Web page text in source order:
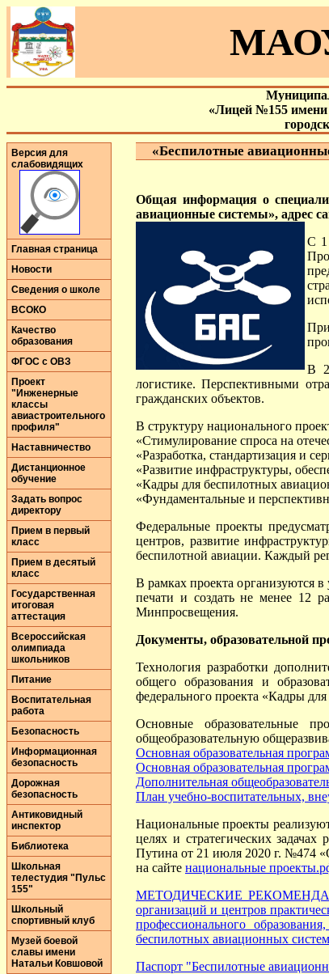
«Лицей №155
Версия для
слабовидящих
Главная страница
Новости
Сведения о школе
ВСОКО
Качество
образования
ФГОС с ОВЗ
Проект
"Инженерные
классы
авиастроительного
профиля"
Наставничество
Дистанционное
обучение
Задать вопрос
директору
Прием в первый
класс
Прием в десятый
класс
Государственная
итоговая
аттестация
Всероссийская
олимпиада
школьников
Питание
Воспитательная
работа
Безопасность
Информационная
безопасность
Дорожная
безопасность
Антиковидный
инспектор
Библиотека
Школьная
телестудия "Пульс
155"
Школьный
спортивный клуб
Музей боевой
славы имени
Натальи Ковшовой
«Беспилотные
Общая информация о
авиационные системы», адрес
С 1
В
логистике. Перспективными
гражданских объектов.
В структуру национального
«Стимулирование спроса на
«Разработка, стандартизация и
«Развитие инфраструктуры,
«Кадры для беспилотных
«Фундаментальные и
Федеральные проекты
центров, развитие
беспилотной авиации. Каждый
В рамках проекта организуются
печати и создать не менее 12
Минпросвещения.
Документы, образовательной
Технология разработки
общего образования и
федерального проекта «Кадры
Основные образовательные
общеобразовательную
Основная образовательная
Основная образовательная
Дополнительная
План учебно-воспитательных,
Национальные проекты
целях и стратегических
Путина от 21 июля 2020 г. №474
на сайте национальные
МЕТОДИЧЕСКИЕ РЕКОМЕНДАЦИИ
организаций и центров
профессионального
беспилотных авиационных систем
Паспорт "Беспилотные